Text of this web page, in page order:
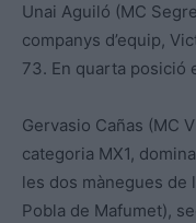
Unai Aguiló (MC
companys d’equip,
73. En quarta posició
Gervasio Cañas (MC
categoria MX1,
les dos mànegues de
Pobla de Mafumet),